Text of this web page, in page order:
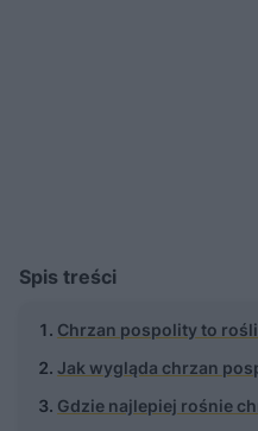
Spis treści
Chrzan pospolity to
Jak wygląda chrzan
Gdzie najlepiej rośnie